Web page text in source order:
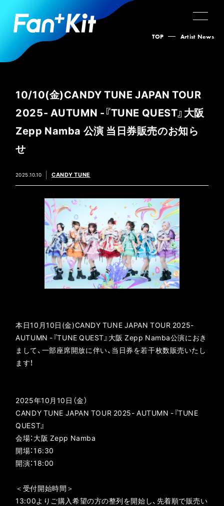
TOP Artist News
10/10(金)CANDY TUNE JAPAN TOUR
2025- AUTUMN -『TUNE QUEST』大阪
Zepp Namba 公演 当日券販売のお知ら
せ
2025.10.10 CANDY TUNE
本日10月10日(金)CANDY TUNE JAPAN TOUR 2025-
AUTUMN -『TUNE QUEST』大阪 Zepp Namba公演におき
まして、一部座席開放に伴い、当日券を若干枚数販売いたし
ます！
2025年10月10日（金）
CANDY TUNE JAPAN TOUR 2025- AUTUMN -『TUNE
QUEST』
会場：大阪 Zepp Namba
開場：16:30
開演：18:00
＜受付開始時間＞
13:00よりご購入希望の方の整列を開始し、先着順で販売い